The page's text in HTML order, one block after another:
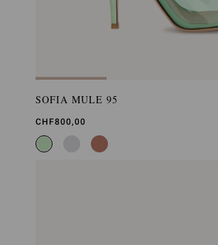
SOFIA MULE 95
CHF800,00